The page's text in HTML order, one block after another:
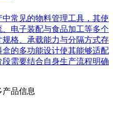
常见的物料管理工具，其使
电子装配与食品加工等多个
格、承载能力与分隔方式存
的多功能设计使其能够适配
需要结合自身生产流程明确
产品信息